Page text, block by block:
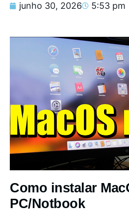
junho 30, 2026 5:53 pm
Como instalar
PC/Notbook